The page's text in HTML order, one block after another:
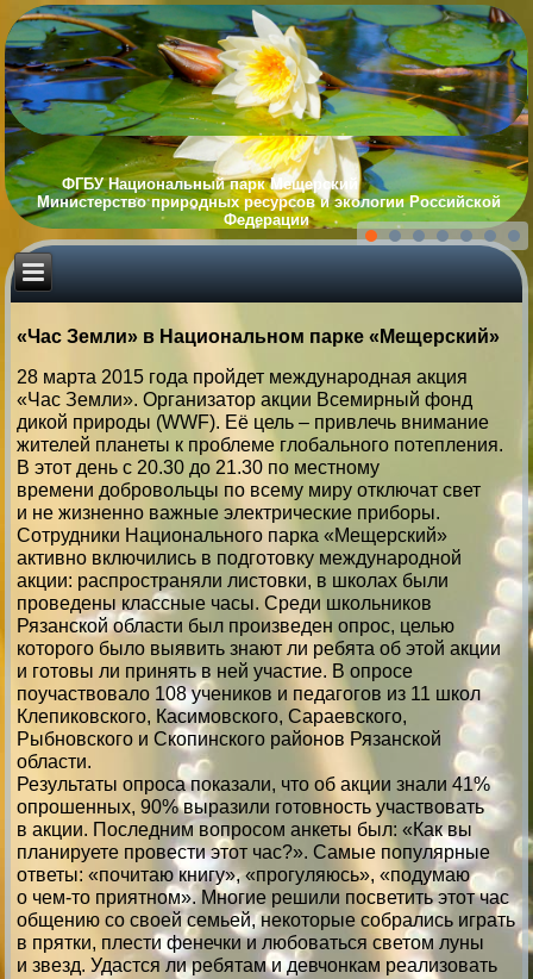
ФГБУ Национальный парк Мещерский
Министерство природных ресурсов и экологии Российской
Федерации
«Час Земли» в Национальном парке «Мещерский»
28 марта 2015 года пройдет международная акция
«Час Земли». Организатор акции Всемирный фонд
дикой природы (WWF). Её цель – привлечь внимание
жителей планеты к проблеме глобального потепления.
В этот день с 20.30 до 21.30 по местному
времени добровольцы по всему миру отключат свет
и не жизненно важные электрические приборы.
Сотрудники Национального парка «Мещерский»
активно включились в подготовку международной
акции: распространяли листовки, в школах были
проведены классные часы. Среди школьников
Рязанской области был произведен опрос, целью
которого было выявить знают ли ребята об этой акции
и готовы ли принять в ней участие. В опросе
поучаствовало 108 учеников и педагогов из 11 школ
Клепиковского, Касимовского, Сараевского,
Рыбновского и Скопинского районов Рязанской
области.
Результаты опроса показали, что об акции знали 41%
опрошенных, 90% выразили готовность участвовать
в акции. Последним вопросом анкеты был: «Как вы
планируете провести этот час?». Самые популярные
ответы: «почитаю книгу», «прогуляюсь», «подумаю
о чем-то приятном». Многие решили посветить этот час
общению со своей семьей, некоторые собрались играть
в прятки, плести фенечки и любоваться светом луны
и звезд. Удастся ли ребятам и девчонкам реализовать